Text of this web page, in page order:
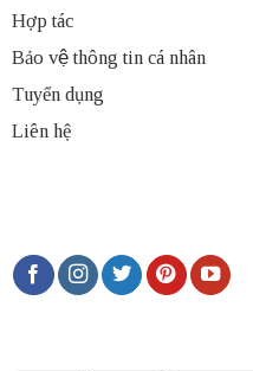
Hợp tác
Bảo vệ thông tin cá nhân
Tuyển dụng
Liên hệ